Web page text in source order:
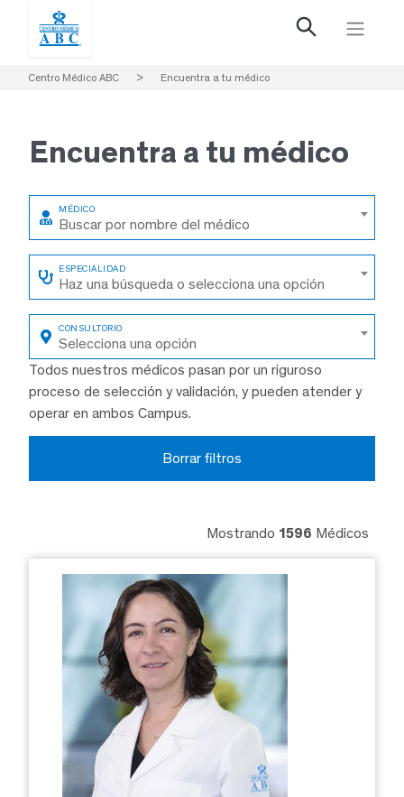
Centro Médico ABC > Encuentra a tu médico
Encuentra a tu médico
Buscar por nombre del médico
Haz una búsqueda o selecciona una opción
Selecciona una opción
Todos nuestros médicos pasan por un riguroso
proceso de selección y validación, y pueden atender y
operar en ambos Campus.
Borrar filtros
Mostrando 1596 Médicos